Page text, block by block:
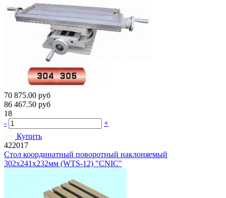
70 875.00 руб
86 467.50 руб
18
-
+
Купить
422017
Стол координатный поворотный наклоняемый
302х241х232мм (WTS-12) "CNIC"